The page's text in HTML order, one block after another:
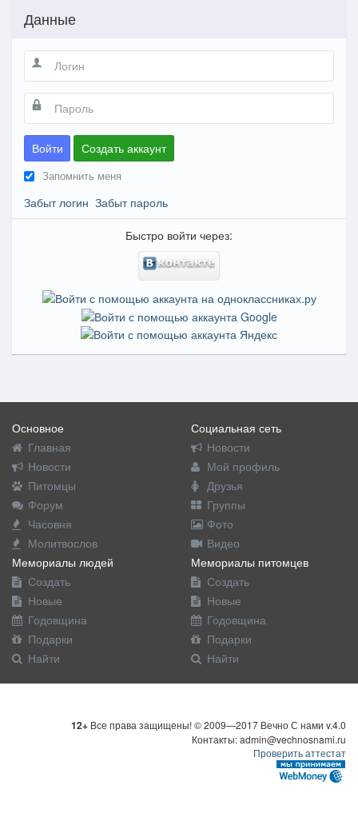
Данные
Войти Создать аккаунт
Запомнить меня
Забыт логин Забыт пароль
Быстро войти через:
Основное
Главная
Новости
Питомцы
Форум
Часовня
Молитвослов
Социальная сеть
Новости
Мой профиль
Друзья
Группы
Фото
Видео
Мемориалы людей
Создать
Новые
Годовщина
Подарки
Найти
Мемориалы питомцев
Создать
Новые
Годовщина
Подарки
Найти
12+ Все права защищены! © 2009—2017 Вечно С нами v.4.0
Контакты: admin@vechnosnami.ru
Проверить аттестат